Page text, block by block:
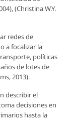
(Christina W.Y.
redes de
a focalizar la
políticas
de lotes de
2013).
describir el
decisiones en
hasta la